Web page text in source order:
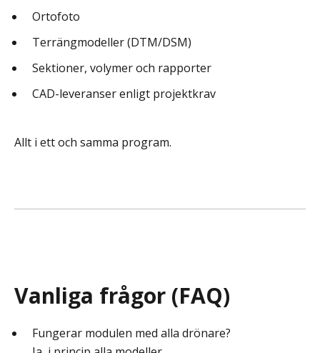
Ortofoto
Terrängmodeller (DTM/DSM)
Sektioner, volymer och rapporter
CAD-leveranser enligt projektkrav
Allt i ett och samma program.
Vanliga frågor (FAQ)
Fungerar modulen med alla drönare?